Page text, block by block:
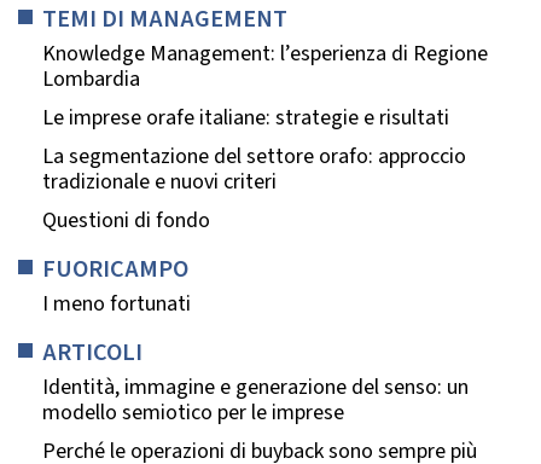
TEMI DI MANAGEMENT
Knowledge Management: l’esperienza di Regione
Lombardia
Le imprese orafe italiane: strategie e risultati
La segmentazione del settore orafo: approccio
tradizionale e nuovi criteri
Questioni di fondo
FUORICAMPO
I meno fortunati
ARTICOLI
Identità, immagine e generazione del senso: un
modello semiotico per le imprese
Perché le operazioni di buyback sono sempre più